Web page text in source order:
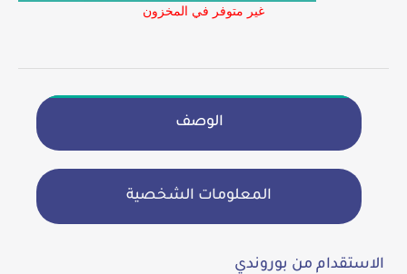
غير متوفر في المخزون
الوصف
المعلومات الشخصية
الاستقدام من بوروندي